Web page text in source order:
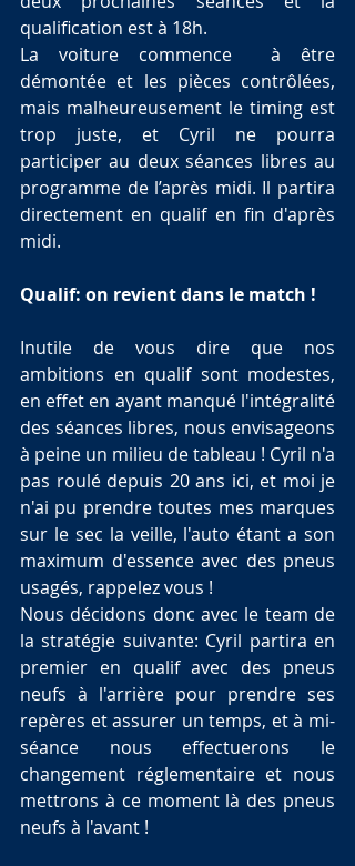
qualification est à 18h.
La voiture commence  à être
démontée et les pièces contrôlées,
mais malheureusement le timing est
trop juste, et Cyril ne pourra
participer au deux séances libres au
programme de l’après midi. Il partira
directement en qualif en fin d'après
midi.
Qualif: on revient dans le match !
Inutile de vous dire que nos
ambitions en qualif sont modestes,
en effet en ayant manqué l'intégralité
des séances libres, nous envisageons
à peine un milieu de tableau ! Cyril n'a
pas roulé depuis 20 ans ici, et moi je
n'ai pu prendre toutes mes marques
sur le sec la veille, l'auto étant a son
maximum d'essence avec des pneus
usagés, rappelez vous !
Nous décidons donc avec le team de
la stratégie suivante: Cyril partira en
premier en qualif avec des pneus
neufs à l'arrière pour prendre ses
repères et assurer un temps, et à mi-
séance nous effectuerons le
changement réglementaire et nous
mettrons à ce moment là des pneus
neufs à l'avant !